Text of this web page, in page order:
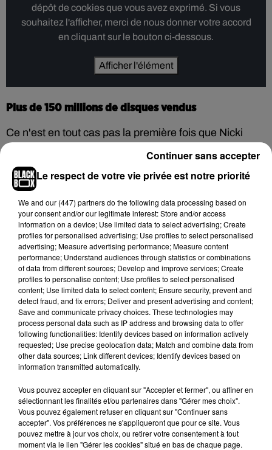
dépôt de cookies que vous avez exprimé. Si vous
souhaitez l'afficher, merci de nous donner votre accord
en cliquant sur le bouton ci-dessous.
Afficher l'élément
Plus de 150 millions de disques vendus
Ce n'est en tout cas pas la première fois que Nicki
Minaj surprend son public avec un arrêt net de son
concert au moment de jouer Starships. La rappeuse
avait déjà interrompu une performance en 2020.
Affirmant un peu plus tard dans la presse qu'elle voue
une haine à la chanson, se demandant même
comment elle en était arrivée à le composer.Starships
n'est, au passage, pas la seule victime de son fort
caractère. Nicki Minaj a aussi déjà admis détester ses
chansonsYour LoveetAnaconda. Trois titres au total
qu'on ne risque plus vraiment de voir être joués sur
scène.
Heureusement la rappeuse américaine asorti un
nouvel album,Pink Friday 2, au début du mois de
décembre dernier. De quoi enrichir encore le
catalogue, hors ou sur scène de Nicki Minaj, rappeuse
au plus de 150 millions de disques vendus depuis ses
débuts dans les années 2000.
Le respect de votre vie privée est notre priorité
We and our (447) partnersdo the following data processing based on
your consent and/or our legitimate interest: Store and/or access
information on a device; Use limited data to select advertising; Create
profiles for personalised advertising; Use profiles to select personalised
advertising; Measure advertising performance; Measure content
performance; Understand audiences through statistics or combinations
of data from different sources; Develop and improve services; Create
profiles to personalise content; Use profiles to select personalised
content; Use limited data to select content; Ensure security, prevent and
detect fraud, and fix errors; Deliver and present advertising and content;
Save and communicate privacy choices. These technologies may
process personal data such as IP address and browsing data to offer
following functionalities: Identify devices based on information actively
requested; Use precise geolocation data; Match and combine data from
other data sources; Link different devices; Identify devices based on
information transmitted automatically.
Vous pouvez accepter en cliquant sur "Accepter et fermer", ou affiner en
sélectionnant les finalités et/ou partenaires dans "Gérer mes choix".
Vous pouvez également refuser en cliquant sur "Continuer sans
accepter". Vos préférences ne s'appliqueront que pour ce site. Vous
pouvez mettre à jour vos choix, ou retirer votre consentement à tout
moment via le lien "Gérer les cookies" situé en bas de chaque page.
Continuer sans accepter